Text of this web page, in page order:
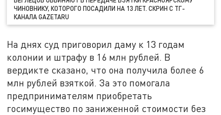
ЧИНОВНИКУ, КОТОРОГО ПОСАДИЛИ НА 13 ЛЕТ. СКРИН С ТГ-
КАНАЛА GAZETARU
На днях суд приговорил даму к 13 годам
колонии и штрафу в 16 млн рублей. В
вердикте сказано, что она получила более 6
млн рублей взяткой. За это помогала
предпринимателям приобретать
госимущество по заниженной стоимости без